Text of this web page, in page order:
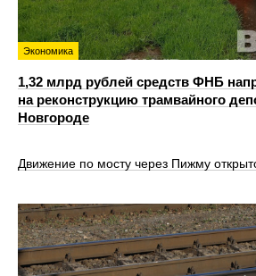
Экономика
1,32 млрд рублей средств ФНБ
на реконструкцию трамвайного
Новгороде
Движение по мосту через Пижму